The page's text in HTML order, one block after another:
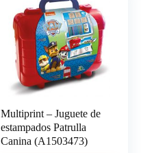
Multiprint – Juguete de
estampados Patrulla
Canina (A1503473)